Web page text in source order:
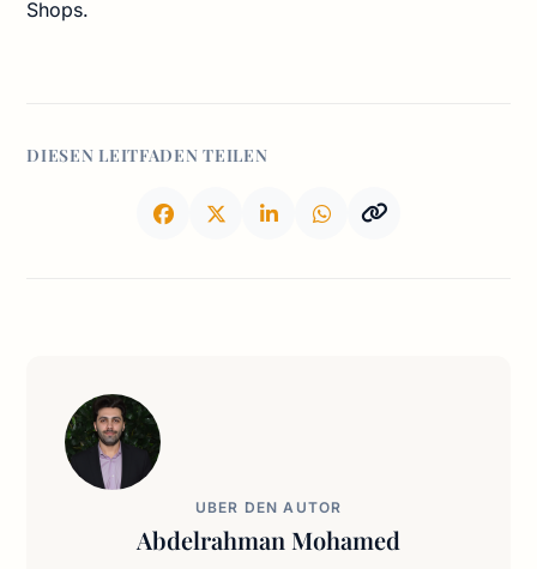
Shops.
DIESEN LEITFADEN TEILEN
UBER DEN AUTOR
Abdelrahman Mohamed